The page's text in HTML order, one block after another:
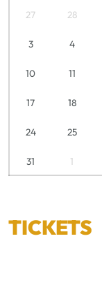
27 28
3 4
10 11
17 18
24 25
31 1
TICKETS